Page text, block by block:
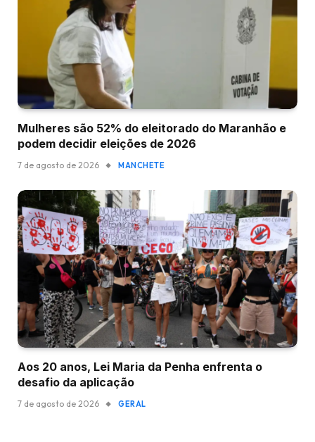
Mulheres são 52% do eleitorado do Maranhão e
podem decidir eleições de 2026
7 de agosto de 2026 MANCHETE
Aos 20 anos, Lei Maria da Penha enfrenta o
desafio da aplicação
7 de agosto de 2026 GERAL